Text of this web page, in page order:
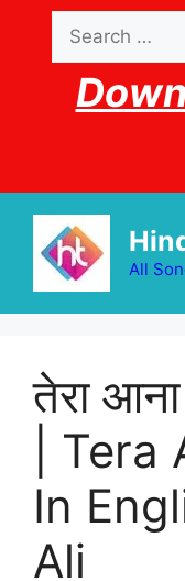
content
for:
All
तेरा आना
|
In
Ali